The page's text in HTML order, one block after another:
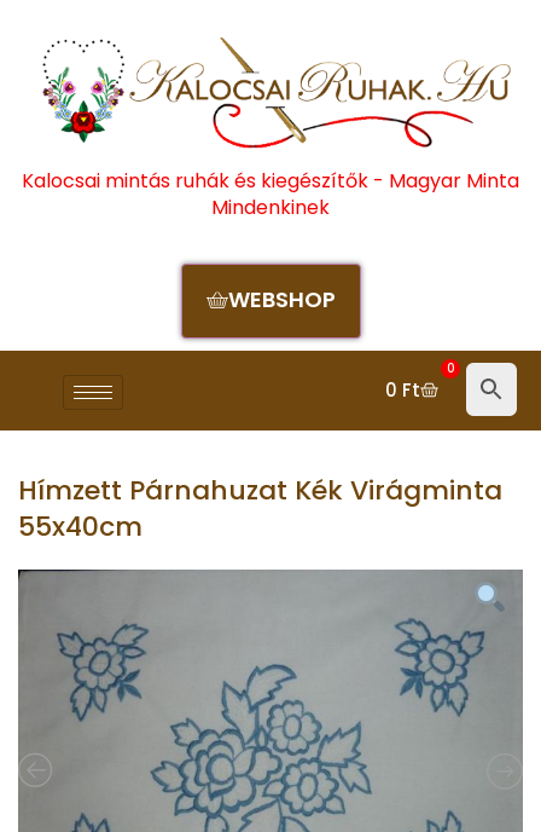
Kalocsai mintás ruhák és kiegészítők - Magyar Minta
Mindenkinek
WEBSHOP
0 Ft
0
Hímzett Párnahuzat Kék Virágminta
55x40cm